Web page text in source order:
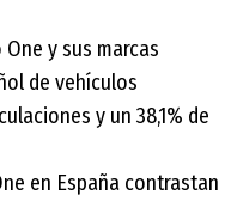
y sus marcas
de vehículos
y un 38,1% de
en España contrastan